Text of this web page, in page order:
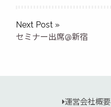
Next Post »
セミナー出席@新宿
運営会社概要